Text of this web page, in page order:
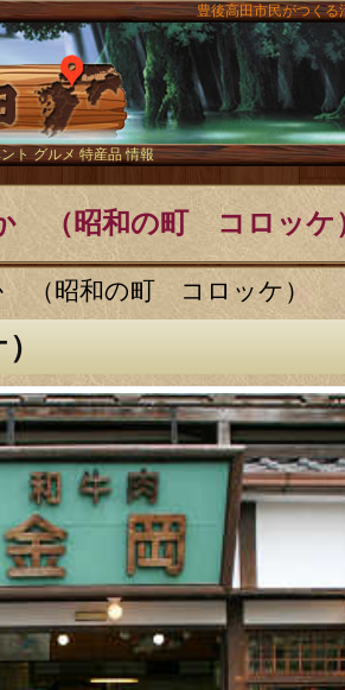
豊後高田市民がつくる
The豊後高田
ト グルメ 特産品 情報
（昭和の町 コロッケ
（昭和の町 コロッケ）